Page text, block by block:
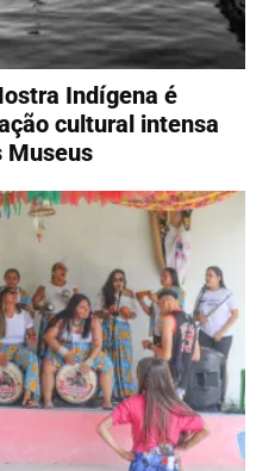
Indígena é
cultural intensa
Museus